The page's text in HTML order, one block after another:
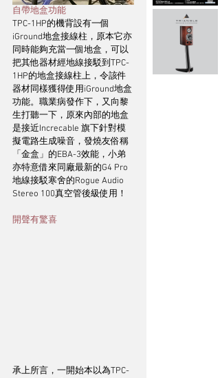
自帶地盒功能
TPC-1HP的機背設有一個
iGround地盒接線柱，原本它亦
同時能夠充當一個地盒，可以
把其他器材經地線接駁到TPC-
1HP的地盒接線柱上，令該件
器材同樣獲得使用iGround地盒
功能。職業病發作下，又向黎
生打聽一下，原來內部的地盒
是接近Increcable 旗下針對模
擬電路生成噪音，發燒友俗稱
「金盒」的EBA-3效能，小弟
亦特意借來同廠最新的G4 Pro
地線接駁寒舍的Rogue Audio
Stereo 100真空管後級使用！
開聲有驚喜
承上所言，一開始本以為TPC-